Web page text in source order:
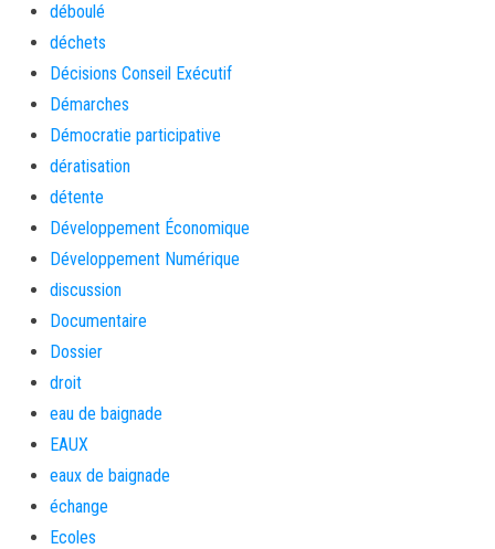
déboulé
déchets
Décisions Conseil Exécutif
Démarches
Démocratie participative
dératisation
détente
Développement Économique
Développement Numérique
discussion
Documentaire
Dossier
droit
eau de baignade
EAUX
eaux de baignade
échange
Ecoles